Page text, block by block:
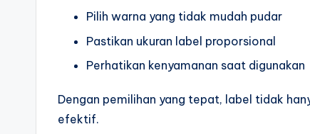
Pilih warna yang tidak mudah pudar
Pastikan ukuran label proporsional
Perhatikan kenyamanan saat digunakan
Dengan pemilihan yang tepat, label tidak
efektif.